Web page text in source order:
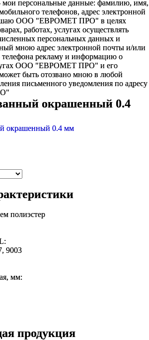
мои персональные данные: фамилию, имя,
телефонов, адрес электронной
ООО "ЕВРОМЕТ ПРО" в целях
работах, услугах осуществлять
персональных данных и
мною адрес электронной почты и/или
рекламу и информацию о
ООО "ЕВРОМЕТ ПРО" и его
быть отозвано мною в любой
письменного уведомления по адресу
окрашенный 0.4
полиэстер
9003
мм:
продукция